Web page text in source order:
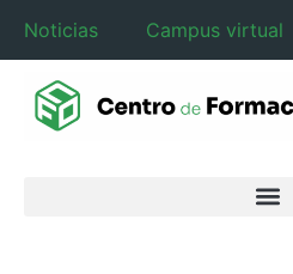
Noticias Campus virtual